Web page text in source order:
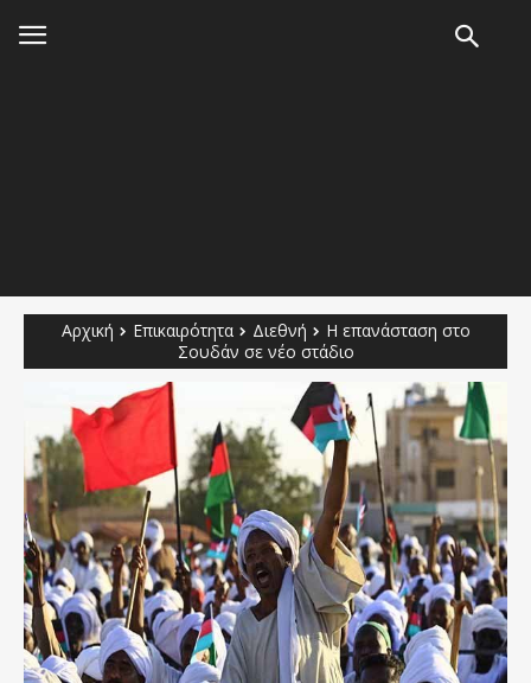
Αρχική Επικαιρότητα Διεθνή
Η επανάσταση στο
Σουδάν σε νέο στάδιο